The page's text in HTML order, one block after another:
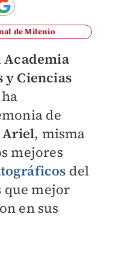
de Milenio
Academia
y Ciencias
ha
de
Ariel, misma
mejores
del
que mejor
en sus